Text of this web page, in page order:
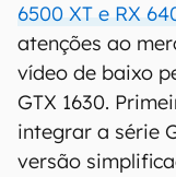
6500 XT e RX
atenções ao
vídeo de baixo
GTX 1630.
integrar a série
versão